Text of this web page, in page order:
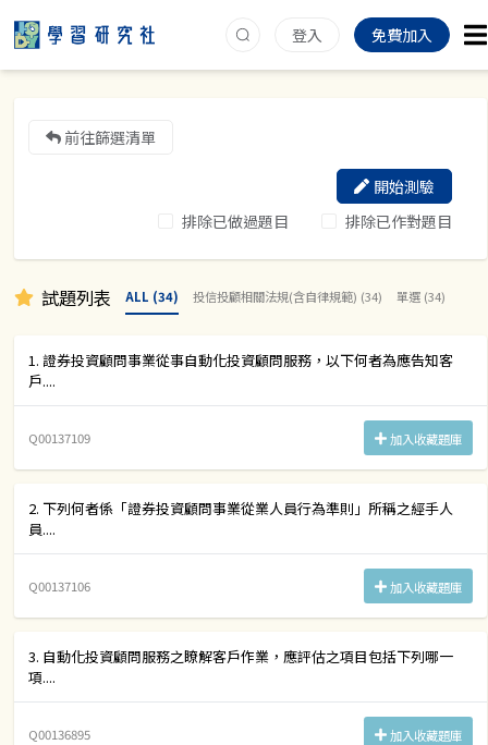
登入 免費加入
前往篩選清單
排除已做過題目 排除已作對題目
開始測驗
試題列表 ALL (34) 投信投顧相關法規(含自律規範) (34) 單選 (34)
1. 證券投資顧問事業從事自動化投資顧問服務，以下何者為應告知客
戶....
Q00137109 加入收藏題庫
2. 下列何者係「證券投資顧問事業從業人員行為準則」所稱之經手人
員....
Q00137106 加入收藏題庫
3. 自動化投資顧問服務之瞭解客戶作業，應評估之項目包括下列哪一
項....
Q00136895 加入收藏題庫